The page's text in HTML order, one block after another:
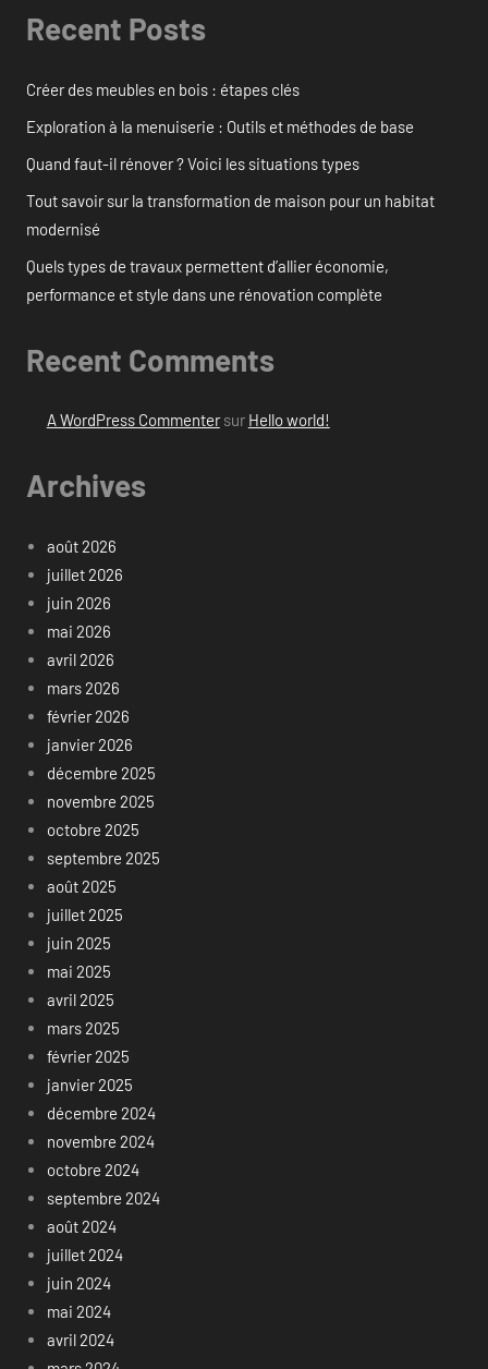
Recent Posts
Créer des meubles en bois : étapes clés
Exploration à la menuiserie : Outils et méthodes de base
Quand faut-il rénover ? Voici les situations types
Tout savoir sur la transformation de maison pour un habitat
modernisé
Quels types de travaux permettent d’allier économie,
performance et style dans une rénovation complète
Recent Comments
A WordPress Commentersur Hello world!
Archives
août 2026
juillet 2026
juin 2026
mai 2026
avril 2026
mars 2026
février 2026
janvier 2026
décembre 2025
novembre 2025
octobre 2025
septembre 2025
août 2025
juillet 2025
juin 2025
mai 2025
avril 2025
mars 2025
février 2025
janvier 2025
décembre 2024
novembre 2024
octobre 2024
septembre 2024
août 2024
juillet 2024
juin 2024
mai 2024
avril 2024